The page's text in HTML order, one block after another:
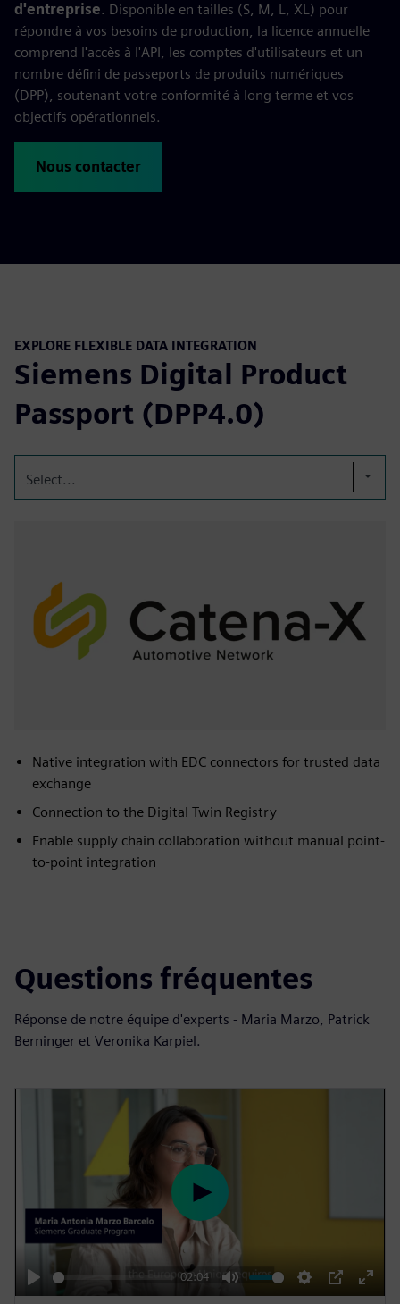
d'entreprise. Disponible en tailles (S, M, L, XL) pour
répondre à vos besoins de production, la licence annuelle
comprend l'accès à l'API, les comptes d'utilisateurs et un
nombre défini de passeports de produits numériques
(DPP), soutenant votre conformité à long terme et vos
objectifs opérationnels.
Nous contacter
EXPLORE FLEXIBLE DATA INTEGRATION
Siemens Digital Product
Passport (DPP4.0)
Select...
Native integration with EDC connectors for trusted data
exchange
Connection to the Digital Twin Registry
Enable supply chain collaboration without manual point-
to-point integration
Questions fréquentes
Réponse de notre équipe d'experts - Maria Marzo, Patrick
Berninger et Veronika Karpiel.
P
02:04
M S P E
P
l
y